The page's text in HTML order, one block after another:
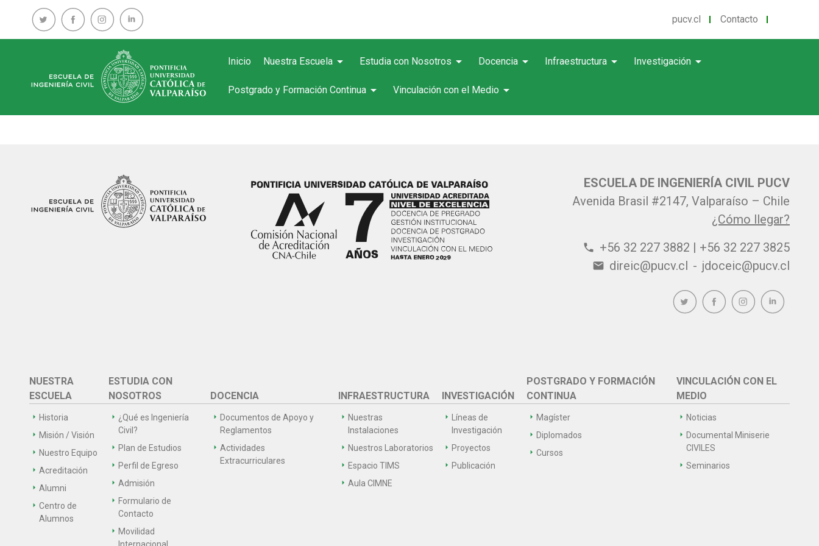
pucv.cl Contacto
Inicio Nuestra Escuela arrow_drop_down Estudia con Nosotros arrow_drop_down Docencia arrow_drop_down Infraestructura arrow_drop_down Investigación arrow_drop_down
Postgrado y Formación Continua arrow_drop_down Vinculación con el Medio arrow_drop_down
ESCUELA DE INGENIERÍA CIVIL PUCV
Avenida Brasil #2147, Valparaíso – Chile
¿Cómo llegar?
phone +56 32 227 3882 | +56 32 227 3825
email direic@pucv.cl - jdoceic@pucv.cl
NUESTRA
ESCUELA
Historia
Misión / Visión
Nuestro Equipo
Acreditación
Alumni
Centro de
Alumnos
ESTUDIA CON
NOSOTROS
¿Qué es Ingeniería
Civil?
Plan de Estudios
Perfil de Egreso
Admisión
Formulario de
Contacto
Movilidad
DOCENCIA
Documentos de Apoyo y
Reglamentos
Actividades
Extracurriculares
INFRAESTRUCTURA
Nuestras
Instalaciones
Nuestros Laboratorios
Espacio TIMS
Aula CIMNE
INVESTIGACIÓN
Líneas de
Investigación
Proyectos
Publicación
POSTGRADO Y FORMACIÓN
CONTINUA
Magíster
Diplomados
Cursos
VINCULACIÓN CON EL
MEDIO
Noticias
Documental Miniserie
CIVILES
Seminarios